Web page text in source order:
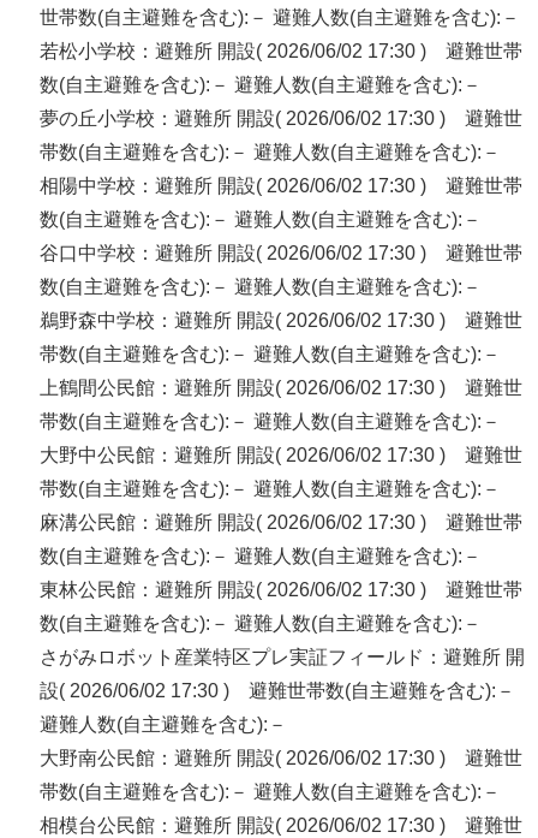
世帯数(自主避難を含む):－ 避難人数(自主避難を含む):－
若松小学校：避難所 開設( 2026/06/02 17:30 ) 避難世帯
数(自主避難を含む):－ 避難人数(自主避難を含む):－
夢の丘小学校：避難所 開設( 2026/06/02 17:30 ) 避難世
帯数(自主避難を含む):－ 避難人数(自主避難を含む):－
相陽中学校：避難所 開設( 2026/06/02 17:30 ) 避難世帯
数(自主避難を含む):－ 避難人数(自主避難を含む):－
谷口中学校：避難所 開設( 2026/06/02 17:30 ) 避難世帯
数(自主避難を含む):－ 避難人数(自主避難を含む):－
鵜野森中学校：避難所 開設( 2026/06/02 17:30 ) 避難世
帯数(自主避難を含む):－ 避難人数(自主避難を含む):－
上鶴間公民館：避難所 開設( 2026/06/02 17:30 ) 避難世
帯数(自主避難を含む):－ 避難人数(自主避難を含む):－
大野中公民館：避難所 開設( 2026/06/02 17:30 ) 避難世
帯数(自主避難を含む):－ 避難人数(自主避難を含む):－
麻溝公民館：避難所 開設( 2026/06/02 17:30 ) 避難世帯
数(自主避難を含む):－ 避難人数(自主避難を含む):－
東林公民館：避難所 開設( 2026/06/02 17:30 ) 避難世帯
数(自主避難を含む):－ 避難人数(自主避難を含む):－
さがみロボット産業特区プレ実証フィールド：避難所 開
設( 2026/06/02 17:30 ) 避難世帯数(自主避難を含む):－
避難人数(自主避難を含む):－
大野南公民館：避難所 開設( 2026/06/02 17:30 ) 避難世
帯数(自主避難を含む):－ 避難人数(自主避難を含む):－
相模台公民館：避難所 開設( 2026/06/02 17:30 ) 避難世